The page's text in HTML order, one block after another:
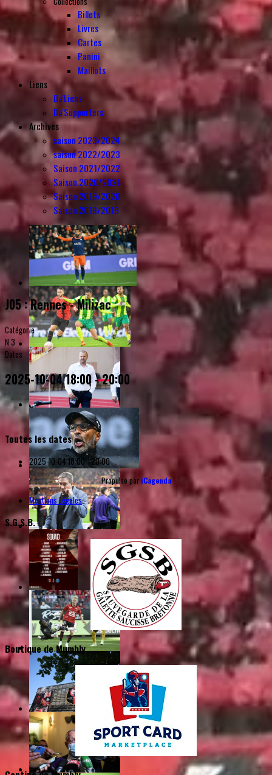
Billets
Livres
Cartes
Panini
Maillots
Liens
Da'Liens
Da'Supporters
Archives
saison 2023/2024
saison 2022/2023
Saison 2021/2022
Saison 2020/2021
Saison 2019/2020
Saison 2018/2019
J05 : Rennes - Milizac
Catégorie
N 3
Dates
2025-10-0418:00-20:00
Toutes les dates
2025-10-04 18:00 - 20:00
Propulsé par iCagenda
Mentions Légales
S.G.S.B.
Boutique de Mumbly